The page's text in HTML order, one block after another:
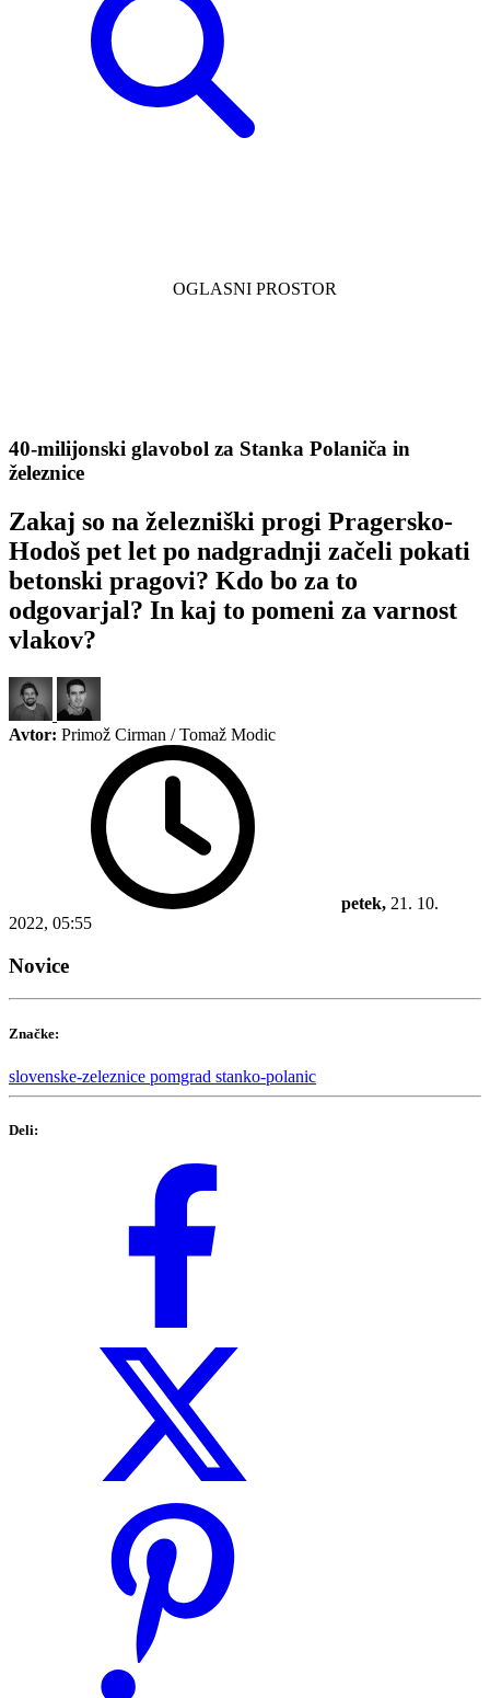
40-milijonski glavobol za Stanka Polaniča in
železnice
Zakaj so na železniški progi Pragersko-
Hodoš pet let po nadgradnji začeli pokati
betonski pragovi? Kdo bo za to
odgovarjal? In kaj to pomeni za varnost
vlakov?
Avtor: Primož Cirman / Tomaž Modic
petek, 21. 10.
2022, 05:55
Novice
Značke:
slovenske-zeleznice pomgrad stanko-polanic
Deli: